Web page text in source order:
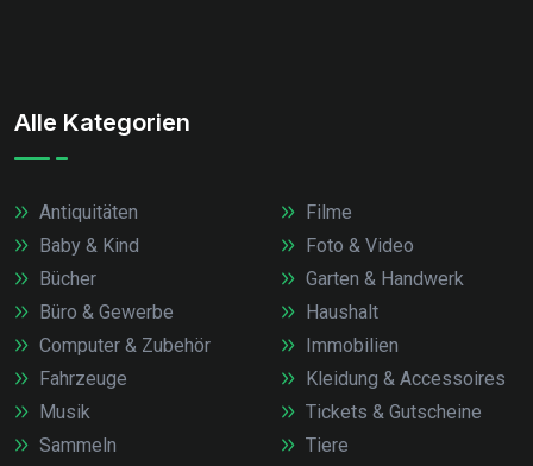
Alle Kategorien
Antiquitäten
Baby & Kind
Bücher
Büro & Gewerbe
Computer & Zubehör
Fahrzeuge
Filme
Foto & Video
Garten & Handwerk
Haushalt
Immobilien
Kleidung & Accessoires
Musik
Sammeln
Tickets & Gutscheine
Tiere